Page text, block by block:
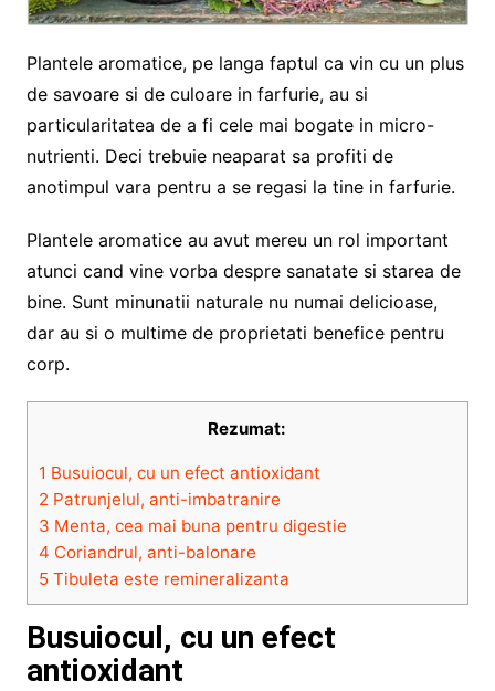
Plantele aromatice, pe langa faptul ca vin cu un plus
de savoare si de culoare in farfurie, au si
particularitatea de a fi cele mai bogate in micro-
nutrienti. Deci trebuie neaparat sa profiti de
anotimpul vara pentru a se regasi la tine in farfurie.
Plantele aromatice au avut mereu un rol important
atunci cand vine vorba despre sanatate si starea de
bine. Sunt minunatii naturale nu numai delicioase,
dar au si o multime de proprietati benefice pentru
corp.
Rezumat:
1 Busuiocul, cu un efect antioxidant
2 Patrunjelul, anti-imbatranire
3 Menta, cea mai buna pentru digestie
4 Coriandrul, anti-balonare
5Tibuleta este remineralizanta
Busuiocul, cu un efect
antioxidant